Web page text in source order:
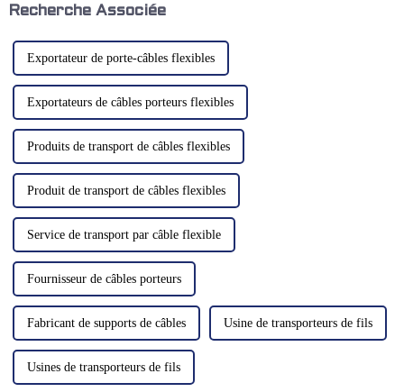
performances globales.
machines…
Recherche Associée
Exportateur de porte-câbles flexibles
Exportateurs de câbles porteurs flexibles
Produits de transport de câbles flexibles
Produit de transport de câbles flexibles
Service de transport par câble flexible
Fournisseur de câbles porteurs
Fabricant de supports de câbles Usine de transporteurs de fils
Usines de transporteurs de fils